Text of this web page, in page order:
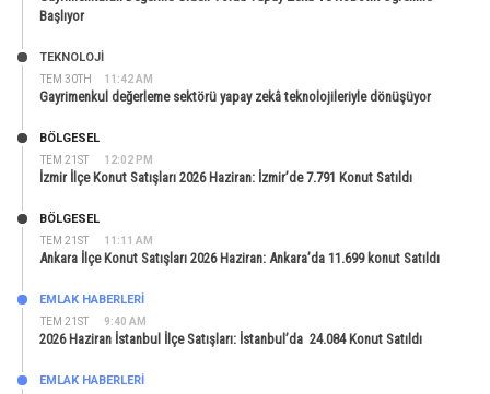
Başlıyor
TEM 30TH 11:42 AM
TEKNOLOJİ
Gayrimenkul değerleme sektörü yapay zekâ teknolojileriyle dönüşüyor
TEM 21ST 12:02 PM
BÖLGESEL
İzmir İlçe Konut Satışları 2026 Haziran: İzmir’de 7.791 Konut Satıldı
TEM 21ST 11:11 AM
BÖLGESEL
Ankara İlçe Konut Satışları 2026 Haziran: Ankara’da 11.699 konut Satıldı
TEM 21ST 9:40 AM
EMLAK HABERLERI
2026 Haziran İstanbul İlçe Satışları: İstanbul’da 24.084 Konut Satıldı
EMLAK HABERLERI